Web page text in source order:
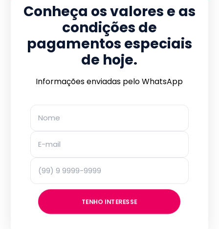
Conheça os valores e as
condições de
pagamentos especiais
de hoje.
Informações enviadas pelo WhatsApp
TENHO INTERESSE